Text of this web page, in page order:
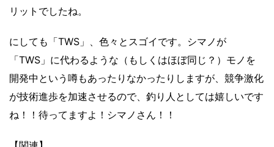
リットでしたね。
にしても「TWS」、色々とスゴイです。シマノが
「TWS」に代わるような（もしくはほぼ同じ？）モノを
開発中という噂もあったりなかったりしますが、競争激化
が技術進歩を加速させるので、釣り人としては嬉しいです
ね！！待ってますよ！シマノさん！！